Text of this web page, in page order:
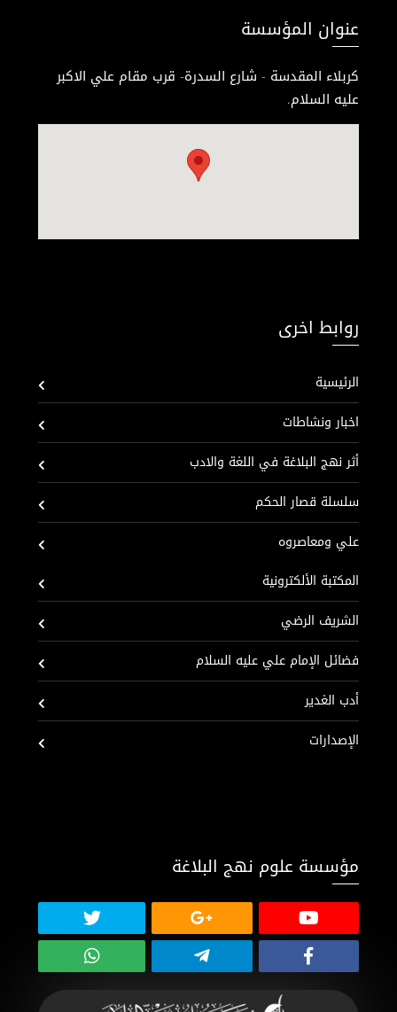
عنوان المؤسسة
كربلاء المقدسة - شارع السدرة- قرب مقام علي الاكبر
عليه السلام.
روابط اخرى
الرئيسية
اخبار ونشاطات
أثر نهج البلاغة في اللغة والادب
سلسلة قصار الحكم
علي ومعاصروه
المكتبة الألكترونية
الشريف الرضي
فضائل الإمام علي عليه السلام
أدب الغدير
الإصدارات
مؤسسة علوم نهج البلاغة